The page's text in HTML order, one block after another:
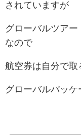
されていますが
グローバルツア
なので
航空券は自分で取
グローバルパッケ